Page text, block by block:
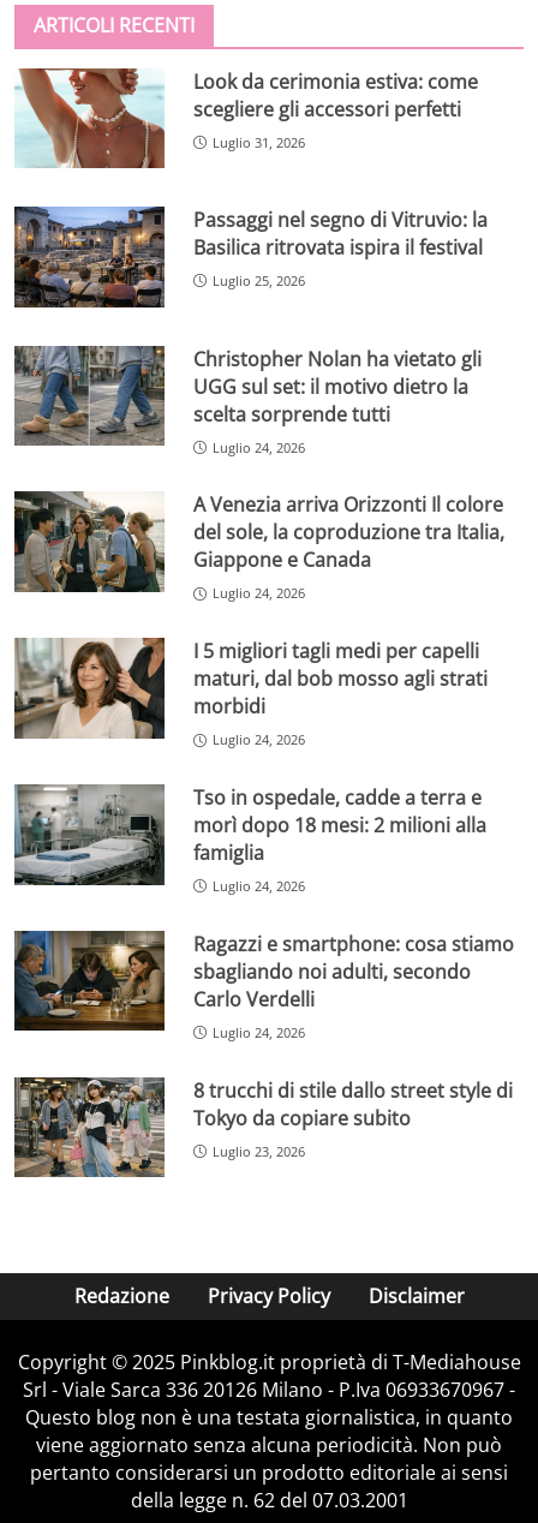
ARTICOLI RECENTI
Look da cerimonia estiva: come
scegliere gli accessori perfetti
Luglio 31, 2026
Passaggi nel segno di Vitruvio: la
Basilica ritrovata ispira il festival
Luglio 25, 2026
Christopher Nolan ha vietato gli
UGG sul set: il motivo dietro la
scelta sorprende tutti
Luglio 24, 2026
A Venezia arriva Orizzonti Il colore
del sole, la coproduzione tra Italia,
Giappone e Canada
Luglio 24, 2026
I 5 migliori tagli medi per capelli
maturi, dal bob mosso agli strati
morbidi
Luglio 24, 2026
Tso in ospedale, cadde a terra e
morì dopo 18 mesi: 2 milioni alla
famiglia
Luglio 24, 2026
Ragazzi e smartphone: cosa stiamo
sbagliando noi adulti, secondo
Carlo Verdelli
Luglio 24, 2026
8 trucchi di stile dallo street style di
Tokyo da copiare subito
Luglio 23, 2026
Redazione Privacy Policy Disclaimer
Copyright © 2025 Pinkblog.it proprietà di T-Mediahouse
Srl - Viale Sarca 336 20126 Milano - P.Iva 06933670967 -
Questo blog non è una testata giornalistica, in quanto
viene aggiornato senza alcuna periodicità. Non può
pertanto considerarsi un prodotto editoriale ai sensi
della legge n. 62 del 07.03.2001